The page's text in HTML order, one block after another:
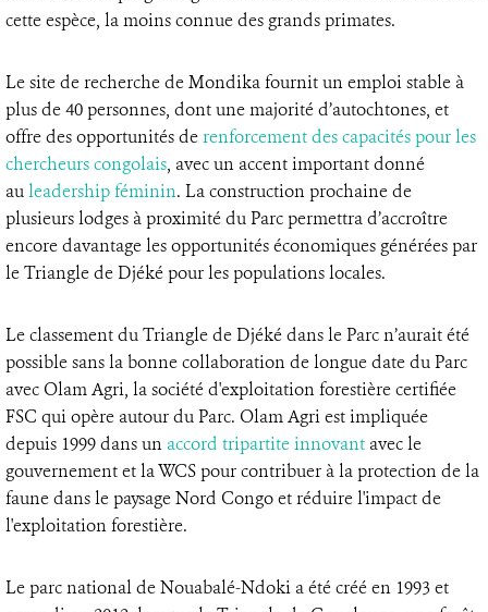
cette espèce, la moins connue des grands primates.
Le site de recherche de Mondika fournit un emploi stable à
plus de 40 personnes, dont une majorité d’autochtones, et
offre des opportunités derenforcement des capacités pour les
chercheurs congolais, avec un accent important donné
auleadership féminin. La construction prochaine de
plusieurs lodges à proximité du Parc permettra d’accroître
encore davantage les opportunités économiques générées par
le Triangle de Djéké pour les populations locales.
Le classement du Triangle de Djéké dans le Parc n’aurait été
possible sans la bonne collaboration de longue date du Parc
avec Olam Agri, la société d'exploitation forestière certifiée
FSC qui opère autour du Parc. Olam Agri est impliquée
depuis 1999 dans un accord tripartite innovant avec le
gouvernement et la WCS pour contribuer à la protection de la
faune dans le paysage Nord Congo et réduire l'impact de
l'exploitation forestière.
Le parc national de Nouabalé-Ndoki a été créé en 1993 et